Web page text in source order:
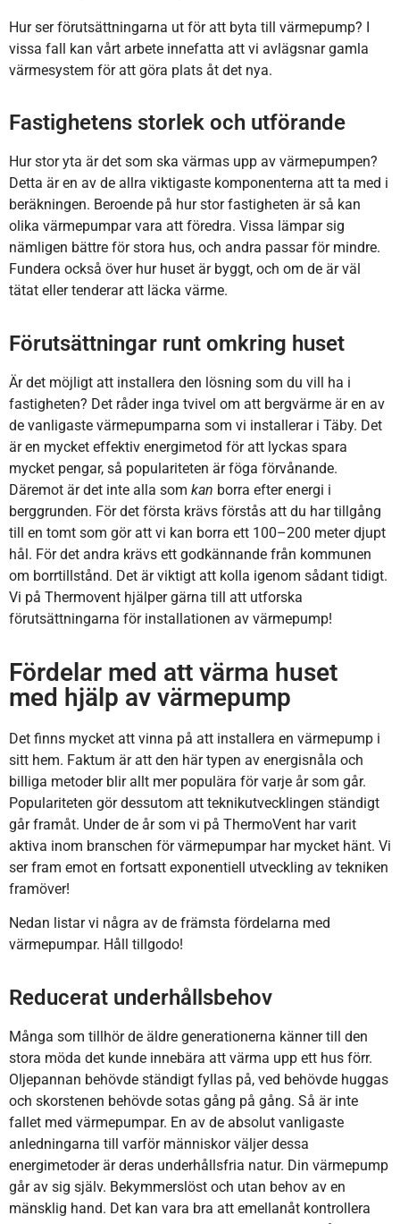
Hur ser förutsättningarna ut för att byta till värmepump? I
vissa fall kan vårt arbete innefatta att vi avlägsnar gamla
värmesystem för att göra plats åt det nya.
Fastighetens storlek och utförande
Hur stor yta är det som ska värmas upp av värmepumpen?
Detta är en av de allra viktigaste komponenterna att ta med i
beräkningen. Beroende på hur stor fastigheten är så kan
olika värmepumpar vara att föredra. Vissa lämpar sig
nämligen bättre för stora hus, och andra passar för mindre.
Fundera också över hur huset är byggt, och om de är väl
tätat eller tenderar att läcka värme.
Förutsättningar runt omkring huset
Är det möjligt att installera den lösning som du vill ha i
fastigheten? Det råder inga tvivel om att bergvärme är en av
de vanligaste värmepumparna som vi installerar i Täby. Det
är en mycket effektiv energimetod för att lyckas spara
mycket pengar, så populariteten är föga förvånande.
Däremot är det inte alla som kan borra efter energi i
berggrunden. För det första krävs förstås att du har tillgång
till en tomt som gör att vi kan borra ett 100–200 meter djupt
hål. För det andra krävs ett godkännande från kommunen
om borrtillstånd. Det är viktigt att kolla igenom sådant tidigt.
Vi på Thermovent hjälper gärna till att utforska
förutsättningarna för installationen av värmepump!
Fördelar med att värma huset
med hjälp av värmepump
Det finns mycket att vinna på att installera en värmepump i
sitt hem. Faktum är att den här typen av energisnåla och
billiga metoder blir allt mer populära för varje år som går.
Populariteten gör dessutom att teknikutvecklingen ständigt
går framåt. Under de år som vi på ThermoVent har varit
aktiva inom branschen för värmepumpar har mycket hänt. Vi
ser fram emot en fortsatt exponentiell utveckling av tekniken
framöver!
Nedan listar vi några av de främsta fördelarna med
värmepumpar. Håll tillgodo!
Reducerat underhållsbehov
Många som tillhör de äldre generationerna känner till den
stora möda det kunde innebära att värma upp ett hus förr.
Oljepannan behövde ständigt fyllas på, ved behövde huggas
och skorstenen behövde sotas gång på gång. Så är inte
fallet med värmepumpar. En av de absolut vanligaste
anledningarna till varför människor väljer dessa
energimetoder är deras underhållsfria natur. Din värmepump
går av sig själv. Bekymmerslöst och utan behov av en
mänsklig hand. Det kan vara bra att emellanåt kontrollera